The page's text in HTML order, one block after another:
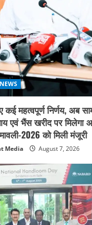
UTTARAKHAND NEWS
तीलू रौतेली पुरस्कार के लिए 13
चयन : रेखा आर्या
August 6, 2026
UTTARAKHAND NEWS
मिस उत्तराखंड 2026 के सब-
ब्यूटीफुल आइज़’ एवं ‘मिस
आयोजन
August 5, 2026
कई महत्वपूर्ण निर्णय, अब
एवं भैंस खरीद पर मिलेगा
2026 को मिली मंजूरी
Media August 7, 2026